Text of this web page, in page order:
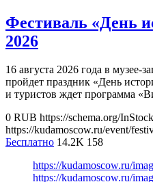
Фестиваль «День
2026
16 августа 2026 года в музее-
пройдет праздник «День
и туристов ждет программа
0 RUB https://schema.org/InStock
https://kudamoscow.ru/event/
Бесплатно 14.2K 158
https://kudamoscow.ru/
https://kudamoscow.ru/